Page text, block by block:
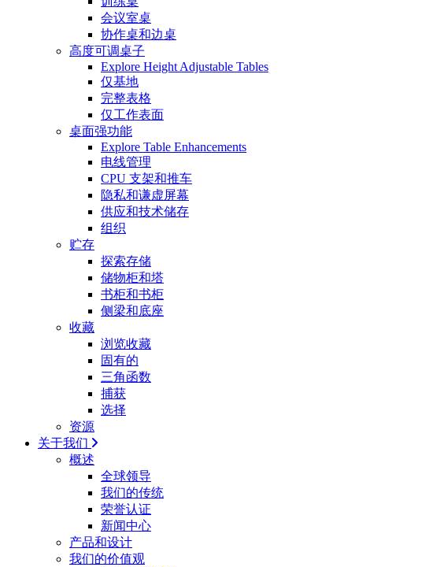
会议室桌
协作桌和边桌
高度可调桌子
Explore Height Adjustable Tables
仅基地
完整表格
仅工作表面
桌面强功能
Explore Table Enhancements
电线管理
CPU 支架和推车
隐私和谦虚屏幕
供应和技术储存
组织
贮存
探索存储
储物柜和塔
书柜和书柜
侧梁和底座
收藏
浏览收藏
固有的
三角函数
捕获
选择
资源
关于我们
概述
全球领导
我们的传统
荣誉认证
新闻中心
产品和设计
我们的价值观